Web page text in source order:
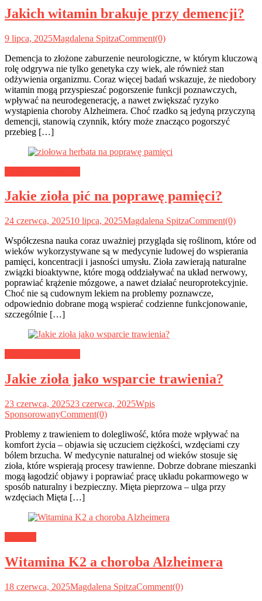
Jakich witamin brakuje przy demencji?
9 lipca, 2025Magdalena SpitzaComment(0)
Demencja to złożone zaburzenie neurologiczne, w którym kluczową
rolę odgrywa nie tylko genetyka czy wiek, ale również stan
odżywienia organizmu. Coraz więcej badań wskazuje, że niedobory
witamin mogą przyspieszać pogorszenie funkcji poznawczych,
wpływać na neurodegenerację, a nawet zwiększać ryzyko
wystąpienia choroby Alzheimera. Choć rzadko są jedyną przyczyną
demencji, stanowią czynnik, który może znacząco pogorszyć
przebieg […]
Jakie zioła pić na poprawę pamięci?
24 czerwca, 202510 lipca, 2025Magdalena SpitzaComment(0)
Współczesna nauka coraz uważniej przygląda się roślinom, które od
wieków wykorzystywane są w medycynie ludowej do wspierania
pamięci, koncentracji i jasności umysłu. Zioła zawierają naturalne
związki bioaktywne, które mogą oddziaływać na układ nerwowy,
poprawiać krążenie mózgowe, a nawet działać neuroprotekcyjnie.
Choć nie są cudownym lekiem na problemy poznawcze,
odpowiednio dobrane mogą wspierać codzienne funkcjonowanie,
szczególnie […]
Jakie zioła jako wsparcie trawienia?
23 czerwca, 202523 czerwca, 2025Wpis
SponsorowanyComment(0)
Problemy z trawieniem to dolegliwość, która może wpływać na
komfort życia – objawia się uczuciem ciężkości, wzdęciami czy
bólem brzucha. W medycynie naturalnej od wieków stosuje się
zioła, które wspierają procesy trawienne. Dobrze dobrane mieszanki
mogą łagodzić objawy i poprawiać pracę układu pokarmowego w
sposób naturalny i bezpieczny. Mięta pieprzowa – ulga przy
wzdęciach Mięta […]
Witamina K2 a choroba Alzheimera
18 czerwca, 2025Magdalena SpitzaComment(0)